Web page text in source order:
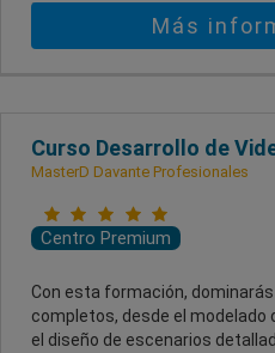
Más
Curso Desarrollo de
MasterD Davante Profesionales
Centro Premium
Con esta formación,
completos, desde el
el diseño de escenarios